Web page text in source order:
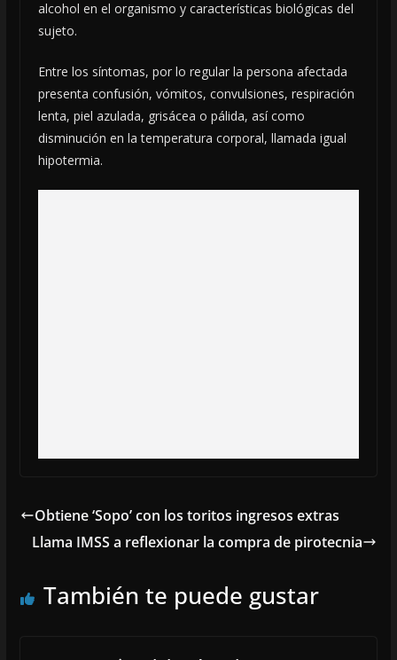
alcohol en el organismo y características biológicas del
sujeto.
Entre los síntomas, por lo regular la persona afectada
presenta confusión, vómitos, convulsiones, respiración
lenta, piel azulada, grisácea o pálida, así como
disminución en la temperatura corporal, llamada igual
hipotermia.
Obtiene ‘Sopo’ con los toritos ingresos extras
Llama IMSS a reflexionar la compra de pirotecnia
También te puede gustar